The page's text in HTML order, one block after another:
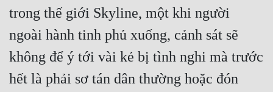
trong thế giới Skyline, một khi người
ngoài hành tinh phủ xuống, cảnh sát sẽ
không để ý tới vài kẻ bị tình nghi mà trước
hết là phải sơ tán dân thường hoặc đón